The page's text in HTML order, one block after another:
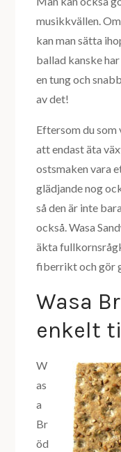
musikkvällen.
kan man sätta
ballad kanske
en tung och
av det!
Eftersom du som
att endast äta
ostsmaken vara
glädjande nog
så den är inte
också. Wasa
äkta
fiberrikt och gör
Wasa
enkelt
W
as
a
Br
öd